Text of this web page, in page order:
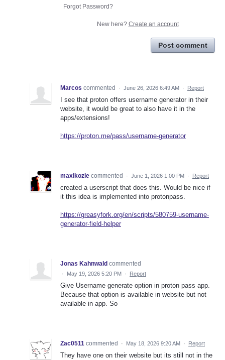
Forgot Password?
New here? Create an account
Post comment
Marcos commented · June 26, 2026 6:49 AM · Report
I see that proton offers username generator in their
website, it would be great to also have it in the
apps/extensions!
https://proton.me/pass/username-generator
maxikozie commented · June 1, 2026 1:00 PM · Report
created a userscript that does this. Would be nice if
it this idea is implemented into protonpass.
https://greasyfork.org/en/scripts/580759-username-
generator-field-helper
Jonas Kahnwald commented
· May 19, 2026 5:20 PM · Report
Give Username generate option in proton pass app.
Because that option is available in website but not
available in app. So
Zac0511 commented · May 18, 2026 9:20 AM · Report
They have one on their website but its still not in the